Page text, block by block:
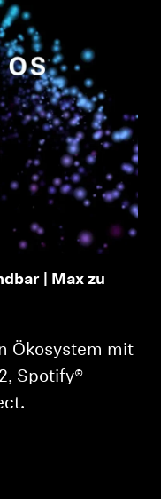
| Max zu
Ökosystem mit
Spotify®